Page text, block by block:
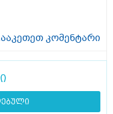
კომენტარი